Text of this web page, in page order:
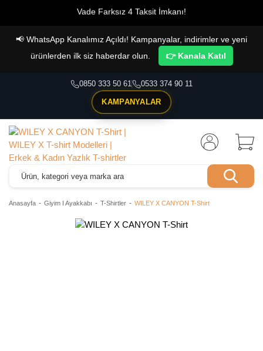
Vade Farksız 4 Taksit İmkanı!
📢 WhatsApp Kanalımız Açıldı! Kampanyalar, indirimler ve yeni
ürünlerden ilk siz haberdar olun.
👉 Kanala Katıl
0850 333 50 61 0533 374 90 11
KAMPANYALAR
Anasayfa Giyim I Ayakkabı T-Shirtler WILEY X CANYON T-Shirt